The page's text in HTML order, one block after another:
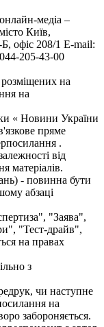
медіа –
Київ,
208/1 E-mail:
205-43-00
розміщених на
на
« Новини України
пряме
.
від
матеріалів.
- повинна бути
абзаці
"Заява",
"Тест-драйв",
на правах
з
чи наступне
на
забороняється.